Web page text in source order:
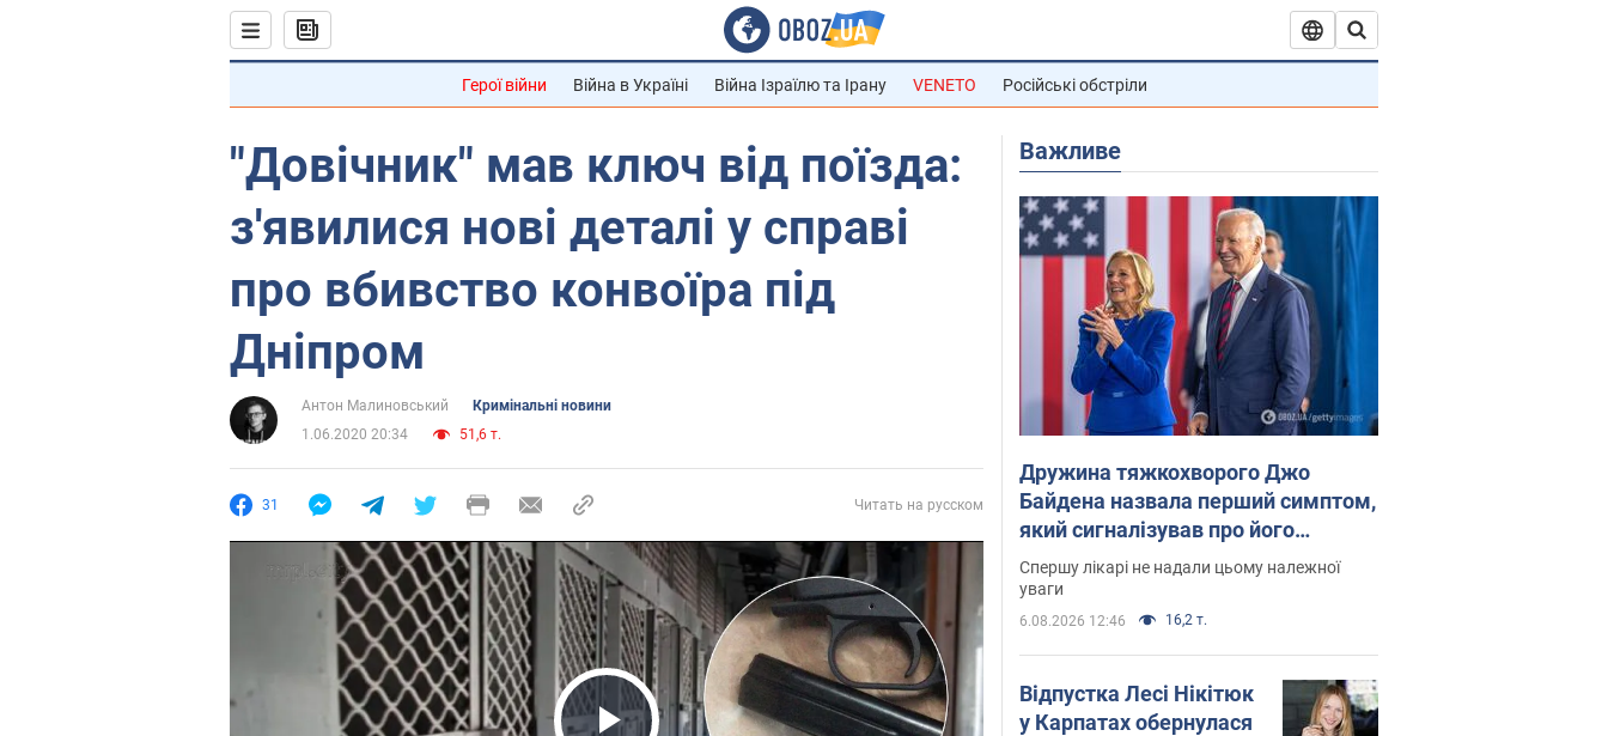
Герої війни Війна в Україні Війна Ізраїлю та Ірану VENETO Російські обстріли
"Довічник" мав ключ від поїзда:
з'явилися нові деталі у справі
про вбивство конвоїра під
Дніпром
Антон Малиновський
Кримінальні новини
1.06.2020 20:34
51,6 т.
31 Читать на русском
Важливе
Дружина тяжкохворого Джо
Байдена назвала перший симптом,
який сигналізував про його
"агресивний" рак
Спершу лікарі не надали цьому належної
уваги
6.08.2026 12:46 16,2 т.
Відпустка Лесі Нікітюк
у Карпатах обернулася